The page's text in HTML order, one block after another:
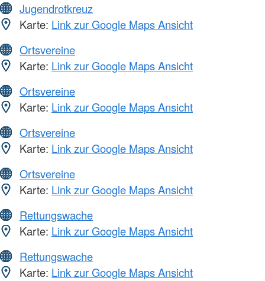
Jugendrotkreuz
Karte: Link zur Google Maps Ansicht
Ortsvereine
Karte: Link zur Google Maps Ansicht
Ortsvereine
Karte: Link zur Google Maps Ansicht
Ortsvereine
Karte: Link zur Google Maps Ansicht
Ortsvereine
Karte: Link zur Google Maps Ansicht
Rettungswache
Karte: Link zur Google Maps Ansicht
Rettungswache
Karte: Link zur Google Maps Ansicht